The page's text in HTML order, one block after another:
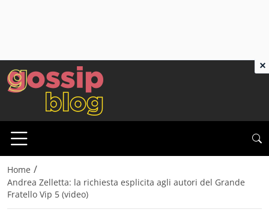
Home /
Andrea Zelletta: la richiesta esplicita agli autori del Grande
Fratello Vip 5 (video)
×